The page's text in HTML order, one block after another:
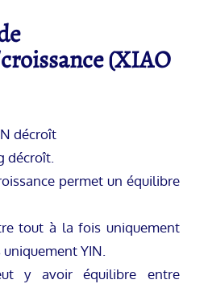
(XIAO
décroît
décroît.
permet un équilibre
tout à la fois uniquement
YIN.
y avoir équilibre entre